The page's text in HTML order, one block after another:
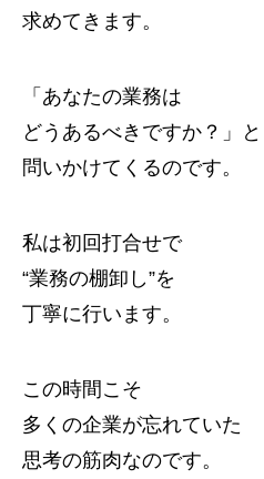
求めてきます。
「あなたの業務は
どうあるべきですか？」と
問いかけてくるのです。
私は初回打合せで
“業務の棚卸し”を
丁寧に行います。
この時間こそ
多くの企業が忘れていた
思考の筋肉なのです。